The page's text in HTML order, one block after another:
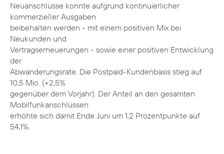
Neuanschlüsse konnte aufgrund kontinuierlicher
kommerzieller Ausgaben
beibehalten werden - mit einem positiven Mix bei
Neukunden und
Vertragserneuerungen - sowie einer positiven Entwicklung
der
Abwanderungsrate. Die Postpaid-Kundenbasis stieg auf
10,5 Mio. (+2,5%
gegenüber dem Vorjahr). Der Anteil an den gesamten
Mobilfunkanschlüssen
erhöhte sich damit Ende Juni um 1,2 Prozentpunkte auf
54,1%.